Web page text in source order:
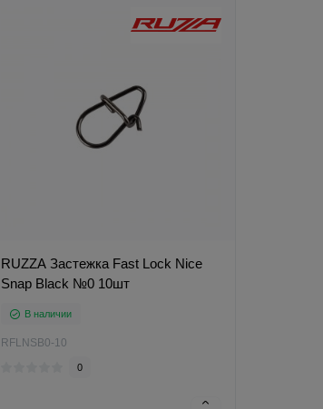
RUZZA Застежка Fast Lock Nice
Snap Black №0 10шт
В наличии
RFLNSB0-10
0